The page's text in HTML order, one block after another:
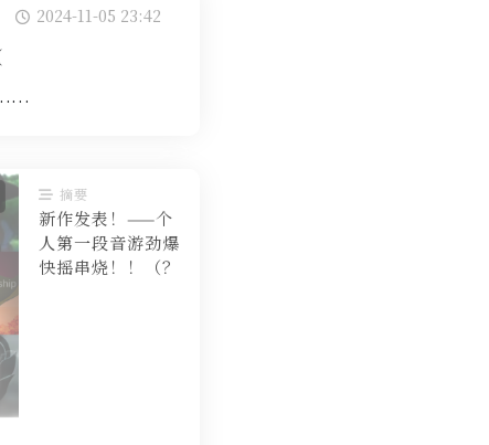
2024-11-05 23:42
……
摘要
新作发表！——个
人第一段音游劲爆
快摇串烧！！（？